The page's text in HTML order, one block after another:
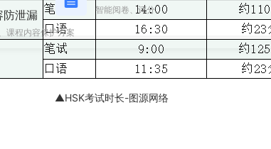
智能阅卷、评分
防泄漏
课程内容保护方案
▲HSK考试时长-图源网络